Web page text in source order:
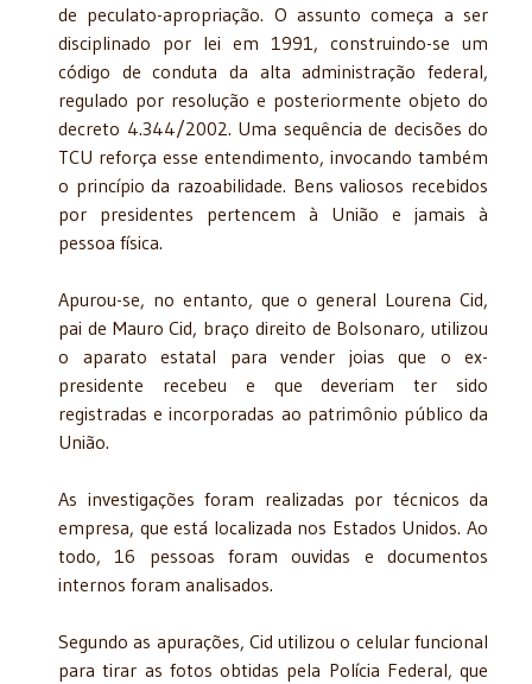
de peculato-apropriação. O assunto começa a ser
disciplinado por lei em 1991, construindo-se um
código de conduta da alta administração federal,
regulado por resolução e posteriormente objeto do
decreto 4.344/2002. Uma sequência de decisões do
TCU reforça esse entendimento, invocando também
o princípio da razoabilidade. Bens valiosos recebidos
por presidentes pertencem à União e jamais à
pessoa física.
Apurou-se, no entanto, que o general Lourena Cid,
pai de Mauro Cid, braço direito de Bolsonaro, utilizou
o aparato estatal para vender joias que o ex-
presidente recebeu e que deveriam ter sido
registradas e incorporadas ao patrimônio público da
União.
As investigações foram realizadas por técnicos da
empresa, que está localizada nos Estados Unidos. Ao
todo, 16 pessoas foram ouvidas e documentos
internos foram analisados.
Segundo as apurações, Cid utilizou o celular funcional
para tirar as fotos obtidas pela Polícia Federal, que